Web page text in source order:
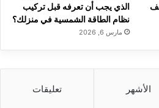
الذي يجب أن تعرفه قبل تركيب
نظام الطاقة الشمسية في منزلك؟
مارس 6, 2026
الأشهر تعليقات